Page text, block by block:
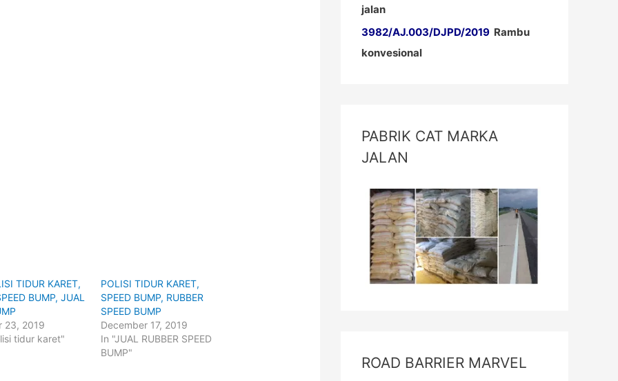
TIDUR KARET,
BUMP, JUAL
23, 2019
tidur karet"
POLISI TIDUR KARET,
SPEED BUMP, RUBBER
SPEED BUMP
December 17, 2019
In "JUAL RUBBER SPEED
BUMP"
jalan
3982/AJ.003/DJPD/2019 Rambu
konvesional
PABRIK CAT MARKA
JALAN
ROAD BARRIER MARVEL